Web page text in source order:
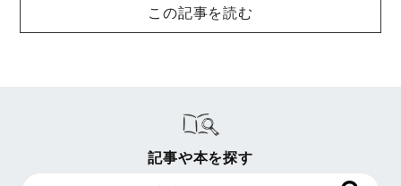
この記事を読む
記事や本を探す